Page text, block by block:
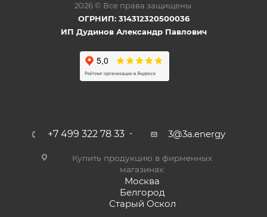
2026 © Все права защищены.
ОГРНИП: 314312320500036
ИП Дудинов Александр Павлович
+7 499 322 78 33 3@3a.energy
Купить продукцию в фирменных
магазинах:
Москва
Белгород
Старый Оскол